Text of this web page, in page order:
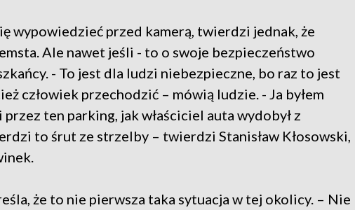
wypowiedzieć przed kamerą, twierdzi jednak, że
Ale nawet jeśli - to o swoje bezpieczeństwo
- To jest dla ludzi niebezpieczne, bo raz to jest
człowiek przechodzić – mówią ludzie. - Ja byłem
ten parking, jak właściciel auta wydobył z
to śrut ze strzelby – twierdzi Stanisław Kłosowski,
że to nie pierwsza taka sytuacja w tej okolicy. – Nie